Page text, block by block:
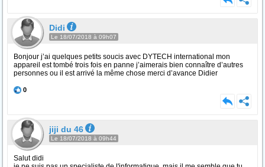
Didi
Le 18/07/2018 à 09h07
Bonjour j’ai quelques petits soucis avec DYTECH international mon
appareil est tombé trois fois en panne j’aimerais bien connaître d’autres
personnes ou il est arrivé la même chose merci d’avance Didier
0
jiji du 46
Le 18/07/2018 à 09h44
Salut didi